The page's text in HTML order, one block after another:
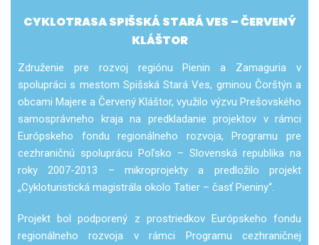
CYKLOTRASA SPIŠSKÁ STARÁ VES – ČERVENÝ
KLÁŠTOR
Združenie pre rozvoj regiónu Pienin a Zamaguria v
spolupráci s mestom Spišská Stará Ves, gminou Čorštýn a
obcami Majere a Červený Kláštor, využilo výzvu Prešovského
samosprávneho kraja na predkladanie projektov v rámci
Európskeho fondu regionálneho rozvoja, Programu pre
cezhraničnú spoluprácu Poľsko – Slovenská republika na
roky 2007-2013 – mikroprojekty a predložilo projekt
„Cykloturistická magistrála okolo Tatier – časť Pieniny“.
Projekt bol podporený z prostriedkov Európskeho fondu
regionálneho rozvoja v rámci Programu cezhraničnej